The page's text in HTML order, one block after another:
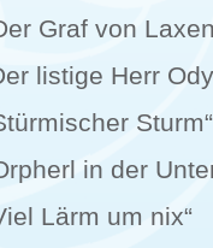
Graf von
listige Herr
Sturm“
in der
Lärm um nix“